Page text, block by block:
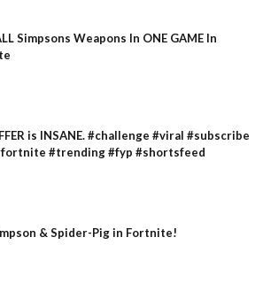
Simpsons Weapons In ONE GAME In
is INSANE. #challenge #viral #subscribe
#trending #fyp #shortsfeed
& Spider-Pig in Fortnite!